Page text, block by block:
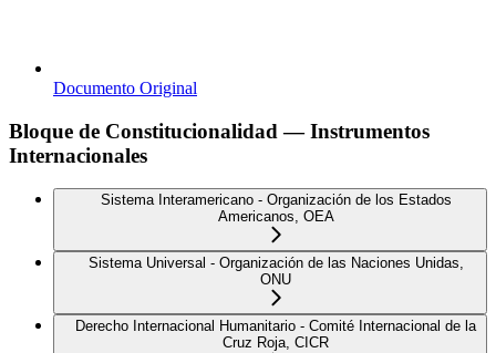
Documento Original
Bloque de Constitucionalidad — Instrumentos
Internacionales
Sistema Interamericano - Organización de los Estados
Americanos, OEA
Sistema Universal - Organización de las Naciones Unidas,
ONU
Derecho Internacional Humanitario - Comité Internacional de la
Cruz Roja, CICR